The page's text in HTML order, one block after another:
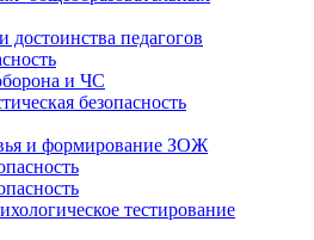
достоинства педагогов
и ЧС
безопасность
и формирование ЗОЖ
тестирование